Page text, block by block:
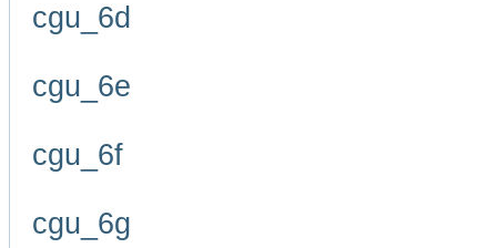
cgu_6d
cgu_6e
cgu_6f
cgu_6g